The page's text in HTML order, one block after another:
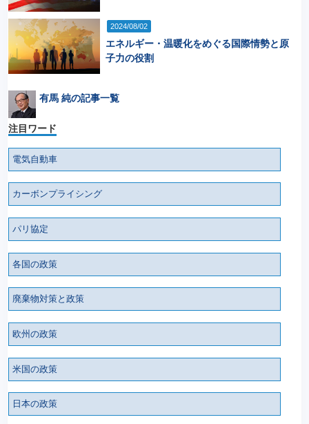
2024/08/02
エネルギー・温暖化をめぐる国際情勢と原
子力の役割
有馬 純の記事一覧
注目ワード
電気自動車
カーボンプライシング
パリ協定
各国の政策
廃棄物対策と政策
欧州の政策
米国の政策
日本の政策